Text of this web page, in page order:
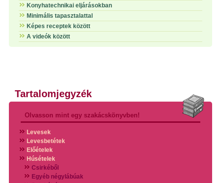
Konyhatechnikai eljárásokban
Minimális tapasztalattal
Képes receptek között
A videók között
Tartalomjegyzék
Olvasson mint egy szakácskönyvben!
Levesek
Levesbetétek
Előételek
Húsételek
Csirkéből
Egyéb négylábúak